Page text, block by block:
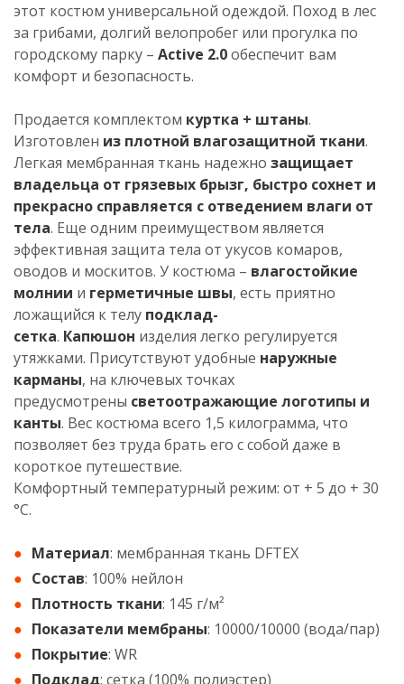
этот костюм универсальной одеждой. Поход в лес
за грибами, долгий велопробег или прогулка по
городскому парку – Active 2.0обеспечит вам
комфорт и безопасность.
Продается комплектом куртка + штаны.
Изготовлен из плотной влагозащитной ткани.
Легкая мембранная ткань надежно защищает
владельца от грязевых брызг, быстро сохнет и
прекрасно справляется с отведением влаги от
тела. Еще одним преимуществом является
эффективная защита тела от укусов комаров,
оводов и москитов. У костюма – влагостойкие
молнии и герметичные швы, есть приятно
ложащийся к телу подклад-
сетка. Капюшон изделия легко регулируется
утяжками. Присутствуют удобные наружные
карманы, на ключевых точках
предусмотрены светоотражающие логотипы и
канты. Вес костюма всего 1,5 килограмма, что
позволяет без труда брать его с собой даже в
короткое путешествие.
Комфортный температурный режим: от + 5 до + 30
°С.
Материал: мембранная ткань DFTEX
Состав: 100% нейлон
Плотность ткани: 145 г/м²
Показатели мембраны: 10000/10000 (вода/пар)
Покрытие: WR
Подклад: сетка (100% полиэстер)